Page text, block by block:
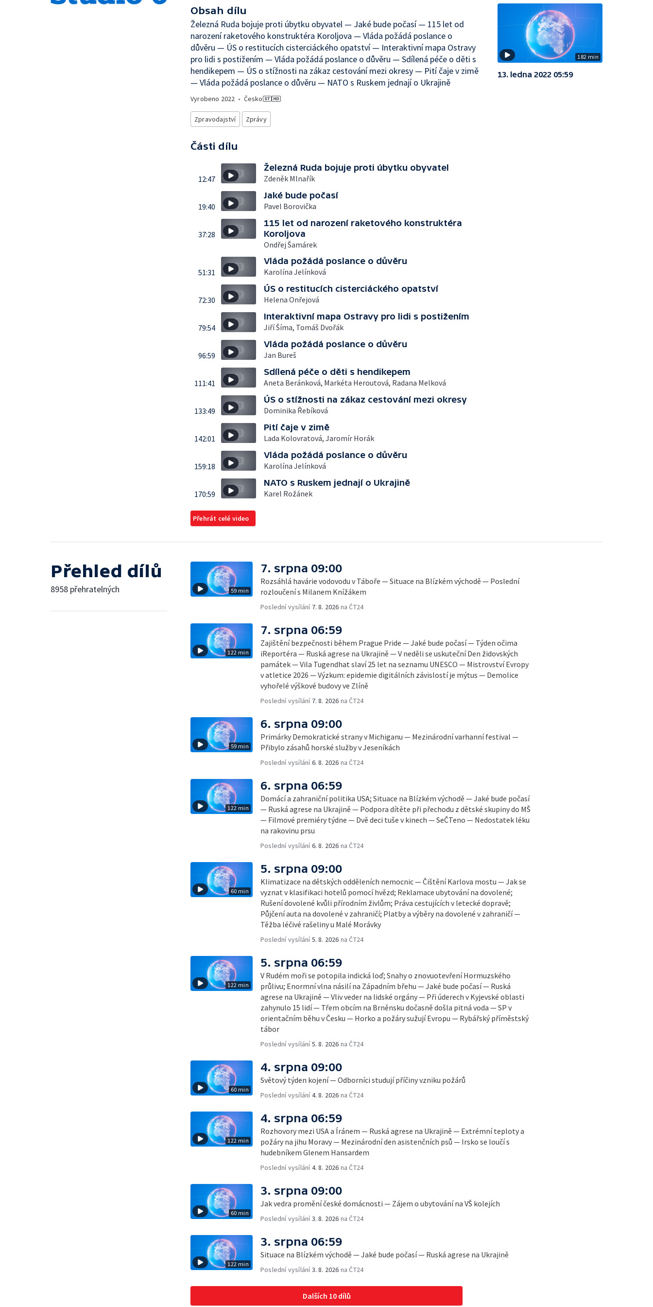
Obsah dílu
Železná Ruda bojuje proti úbytku obyvatel — Jaké bude počasí — 115 let od
narození raketového konstruktéra Koroljova — Vláda požádá poslance o
důvěru — ÚS o restitucích cisterciáckého opatství — Interaktivní mapa Ostravy
pro lidi s postižením — Vláda požádá poslance o důvěru — Sdílená péče o děti s
hendikepem — ÚS o stížnosti na zákaz cestování mezi okresy — Pití čaje v zimě
— Vláda požádá poslance o důvěru — NATO s Ruskem jednají o Ukrajině
Vyrobeno 2022 • Česko
Zpravodajství Zprávy
Části dílu
12:47
Železná Ruda bojuje proti úbytku obyvatel
Zdeněk Mlnařík
19:40
Jaké bude počasí
Pavel Borovička
37:28
115 let od narození raketového konstruktéra
Koroljova
Ondřej Šamárek
51:31
Vláda požádá poslance o důvěru
Karolína Jelínková
72:30
ÚS o restitucích cisterciáckého opatství
Helena Onřejová
79:54
Interaktivní mapa Ostravy pro lidi s postižením
Jiří Šíma, Tomáš Dvořák
96:59
Vláda požádá poslance o důvěru
Jan Bureš
111:41
Sdílená péče o děti s hendikepem
Aneta Beránková, Markéta Heroutová, Radana Melková
133:49
ÚS o stížnosti na zákaz cestování mezi okresy
Dominika Řebíková
142:01
Pití čaje v zimě
Lada Kolovratová, Jaromír Horák
159:18
Vláda požádá poslance o důvěru
Karolína Jelínková
170:59
NATO s Ruskem jednají o Ukrajině
Karel Rožánek
Přehrát celé video
182 min
13. ledna 2022 05:59
Přehled dílů
8958 přehratelných 59 min
7. srpna 09:00
Rozsáhlá havárie vodovodu v Táboře — Situace na Blízkém východě — Poslední
rozloučení s Milanem Knížákem
Poslední vysílání 7. 8. 2026 na ČT24
122 min
7. srpna 06:59
Zajištění bezpečnosti během Prague Pride — Jaké bude počasí — Týden očima
iReportéra — Ruská agrese na Ukrajině — V neděli se uskuteční Den židovských
památek — Vila Tugendhat slaví 25 let na seznamu UNESCO — Mistrovství Evropy
v atletice 2026 — Výzkum: epidemie digitálních závislostí je mýtus — Demolice
vyhořelé výškové budovy ve Zlíně
Poslední vysílání 7. 8. 2026 na ČT24
59 min
6. srpna 09:00
Primárky Demokratické strany v Michiganu — Mezinárodní varhanní festival —
Přibylo zásahů horské služby v Jeseníkách
Poslední vysílání6. 8. 2026 na ČT24
122 min
6. srpna 06:59
Domácí a zahraniční politika USA; Situace na Blízkém východě — Jaké bude počasí
— Ruská agrese na Ukrajině — Podpora dítěte při přechodu z dětské skupiny do MŠ
— Filmové premiéry týdne — Dvě deci tuše v kinech — SeČTeno — Nedostatek léku
na rakovinu prsu
Poslední vysílání6. 8. 2026 na ČT24
60 min
5. srpna 09:00
Klimatizace na dětských odděleních nemocnic — Čištění Karlova mostu — Jak se
vyznat v klasifikaci hotelů pomocí hvězd; Reklamace ubytování na dovolené;
Rušení dovolené kvůli přírodním živlům; Práva cestujících v letecké dopravě;
Půjčení auta na dovolené v zahraničí; Platby a výběry na dovolené v zahraničí —
Těžba léčivé rašeliny u Malé Morávky
Poslední vysílání5. 8. 2026 na ČT24
122 min
5. srpna 06:59
V Rudém moři se potopila indická loď; Snahy o znovuotevření Hormuzského
průlivu; Enormní vlna násilí na Západním břehu — Jaké bude počasí — Ruská
agrese na Ukrajině — Vliv veder na lidské orgány — Při úderech v Kyjevské oblasti
zahynulo 15 lidí — Třem obcím na Brněnsku dočasně došla pitná voda — SP v
orientačním běhu v Česku — Horko a požáry sužují Evropu — Rybářský příměstský
tábor
Poslední vysílání5. 8. 2026 na ČT24
60 min
4. srpna 09:00
Světový týden kojení — Odborníci studují příčiny vzniku požárů
Poslední vysílání4. 8. 2026 na ČT24
122 min
4. srpna 06:59
Rozhovory mezi USA a Íránem — Ruská agrese na Ukrajině — Extrémní teploty a
požáry na jihu Moravy — Mezinárodní den asistenčních psů — Irsko se loučí s
hudebníkem Glenem Hansardem
Poslední vysílání4. 8. 2026 na ČT24
60 min
3. srpna 09:00
Jak vedra promění české domácnosti — Zájem o ubytování na VŠ kolejích
Poslední vysílání3. 8. 2026 na ČT24
122 min
3. srpna 06:59
Situace na Blízkém východě — Jaké bude počasí — Ruská agrese na Ukrajině
Poslední vysílání3. 8. 2026 na ČT24
Dalších 10 dílů